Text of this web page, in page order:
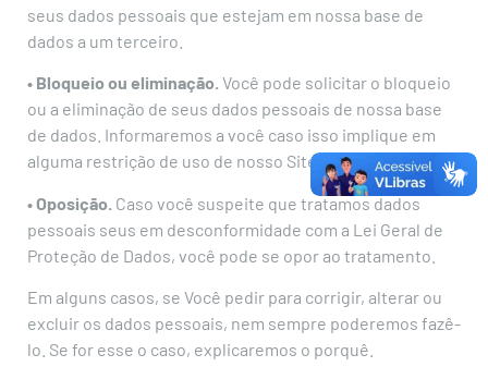
seus dados pessoais que estejam em nossa base de
dados a um terceiro.
• Bloqueio ou eliminação. Você pode solicitar o bloqueio
ou a eliminação de seus dados pessoais de nossa base
de dados. Informaremos a você caso isso implique em
alguma restrição de uso de nosso Site.
• Oposição. Caso você suspeite que tratamos dados
pessoais seus em desconformidade com a Lei Geral de
Proteção de Dados, você pode se opor ao tratamento.
Em alguns casos, se Você pedir para corrigir, alterar ou
excluir os dados pessoais, nem sempre poderemos fazê-
lo. Se for esse o caso, explicaremos o porquê.